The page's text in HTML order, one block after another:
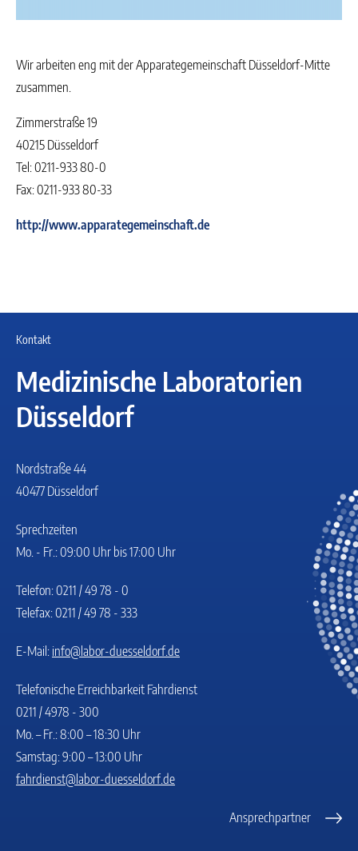
Wir arbeiten eng mit der Apparategemeinschaft Düsseldorf-Mitte
zusammen.
Zimmerstraße 19
40215 Düsseldorf
Tel: 0211-933 80-0
Fax: 0211-933 80-33
http://www.apparategemeinschaft.de
Kontakt
Medizinische Laboratorien
Düsseldorf
Nordstraße 44
40477 Düsseldorf
Sprechzeiten
Mo. - Fr.: 09:00 Uhr bis 17:00 Uhr
Telefon: 0211 / 49 78 - 0
Telefax: 0211 / 49 78 - 333
E-Mail: info@labor-duesseldorf.de
Telefonische Erreichbarkeit Fahrdienst
0211 / 4978 - 300
Mo. – Fr.: 8:00 – 18:30 Uhr
Samstag: 9:00 – 13:00 Uhr
fahrdienst@labor-duesseldorf.de
Ansprechpartner